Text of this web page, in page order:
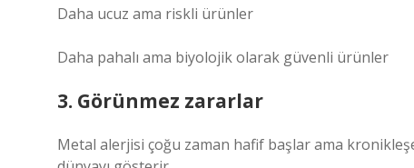
Daha ucuz ama riskli ürünler
Daha pahalı ama biyolojik olarak güvenli ürünler
3. Görünmez zararlar
Metal alerjisi çoğu zaman hafif başlar ama